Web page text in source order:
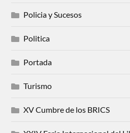
Policia y Sucesos
Politica
Portada
Turismo
XV Cumbre de los BRICS